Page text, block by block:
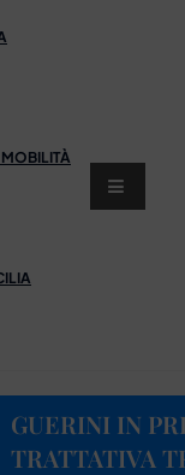
GUERINI IN
TRATTATIVA